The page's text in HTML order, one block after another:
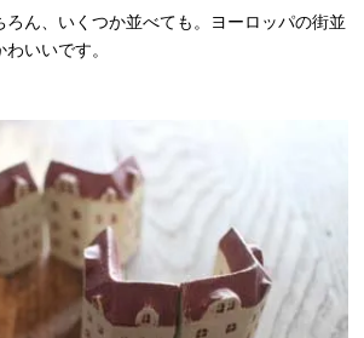
ろん、いくつか並べても。ヨーロッパの街並
いいです。